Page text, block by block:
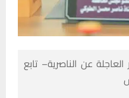
عن الناصرية– تابع